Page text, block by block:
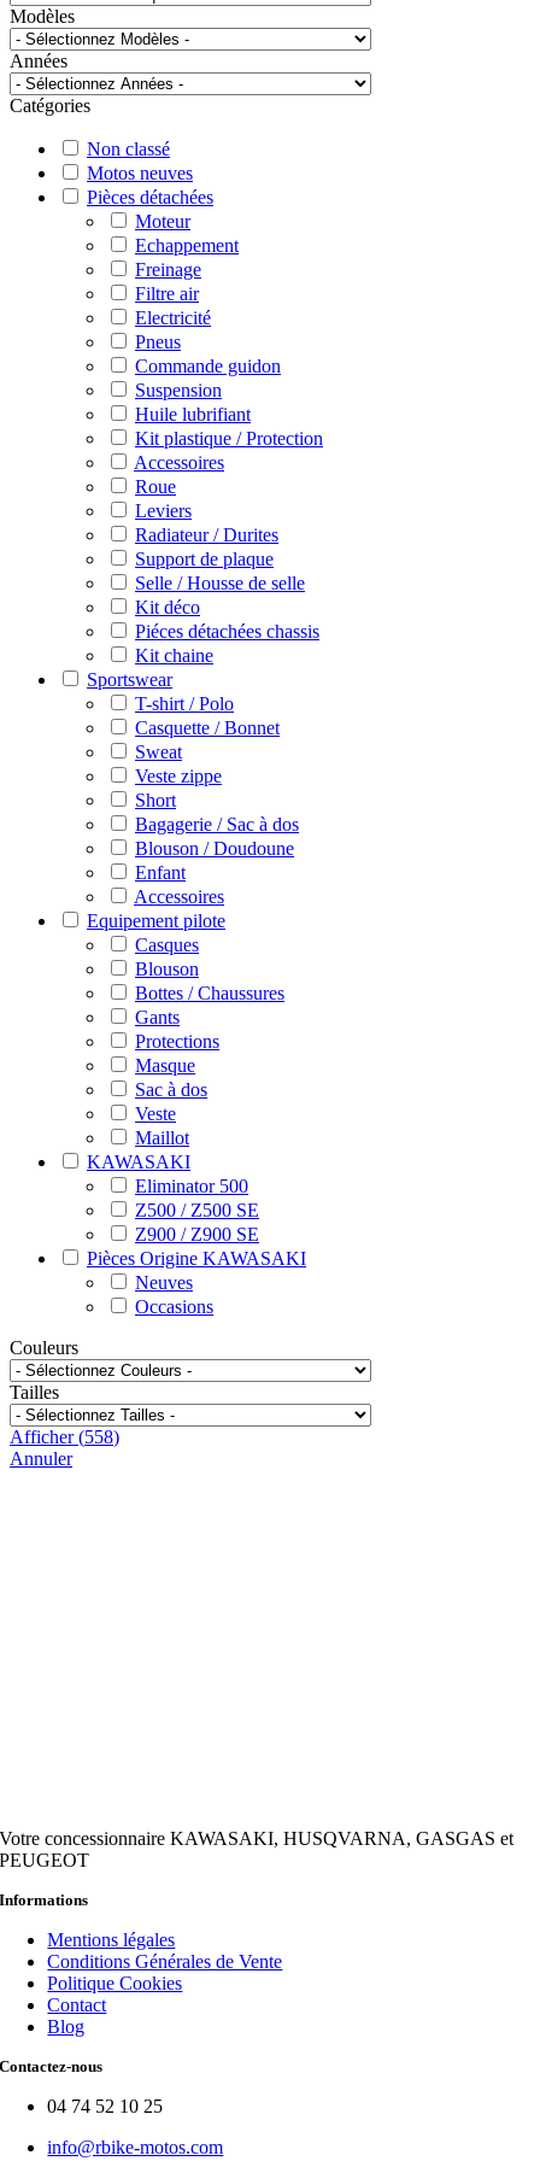
Modèles
Années
Catégories
Non classé
Motos neuves
Pièces détachées
Moteur
Echappement
Freinage
Filtre air
Electricité
Pneus
Commande guidon
Suspension
Huile lubrifiant
Kit plastique / Protection
Accessoires
Roue
Leviers
Radiateur / Durites
Support de plaque
Selle / Housse de selle
Kit déco
Piéces détachées chassis
Kit chaine
Sportswear
T-shirt / Polo
Casquette / Bonnet
Sweat
Veste zippe
Short
Bagagerie / Sac à dos
Blouson / Doudoune
Enfant
Accessoires
Equipement pilote
Casques
Blouson
Bottes / Chaussures
Gants
Protections
Masque
Sac à dos
Veste
Maillot
KAWASAKI
Eliminator 500
Z500 / Z500 SE
Z900 / Z900 SE
Pièces Origine KAWASAKI
Neuves
Occasions
Couleurs
Tailles
Afficher(558)
Annuler
Votre concessionnaire KAWASAKI, HUSQVARNA, GASGAS et
PEUGEOT
Informations
Mentions légales
Conditions Générales de Vente
Politique Cookies
Contact
Blog
Contactez-nous
04 74 52 10 25
info@rbike-motos.com